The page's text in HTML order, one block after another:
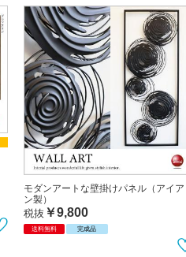
モダンアートな壁掛けパネル（アイア
ン製）
税抜 ￥9,800
送料無料 完成品